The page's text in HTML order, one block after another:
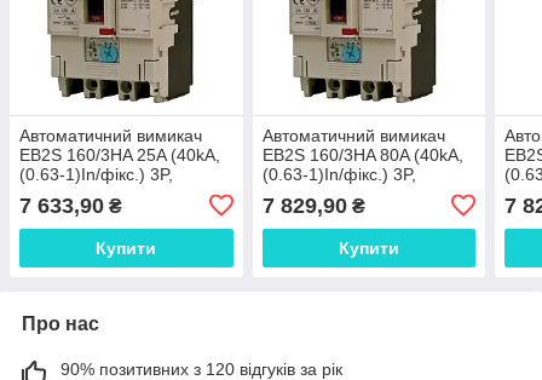
Автоматичний вимикач
EB2S 160/3HA 25A (40kA,
(0.63-1)In/фікс.) 3P,
7 633,90 ₴
Купити
Автоматичний вимикач
EB2S 160/3HA 80A (40kA,
(0.63-1)In/фікс.) 3P,
7 829,90₴
Купити
7
Про нас
90% позитивних з 120 відгуків за рік